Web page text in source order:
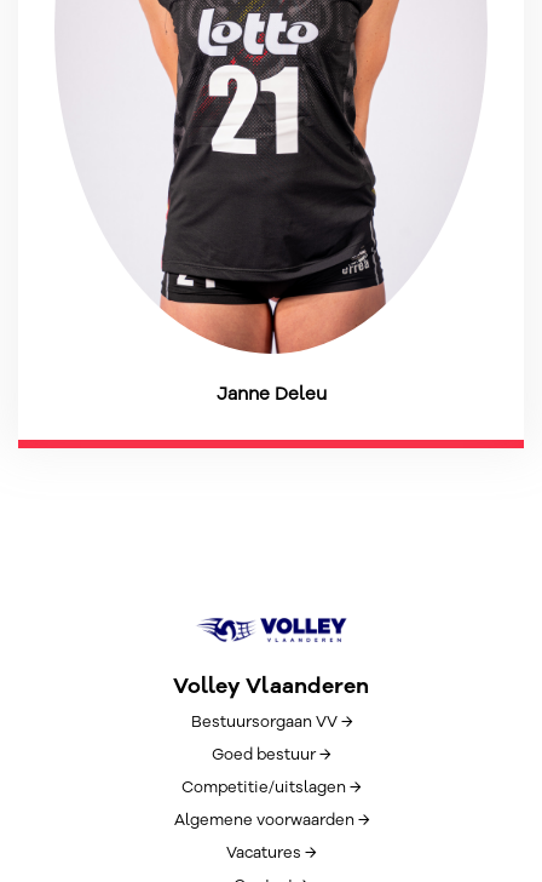
Janne Deleu
Volley Vlaanderen
Bestuursorgaan VV →
Goed bestuur →
Competitie/uitslagen →
Algemene voorwaarden →
Vacatures →